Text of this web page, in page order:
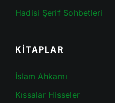
Hadisi Şerif Sohbetleri
KİTAPLAR
İslam Ahkamı
Kıssalar Hisseler